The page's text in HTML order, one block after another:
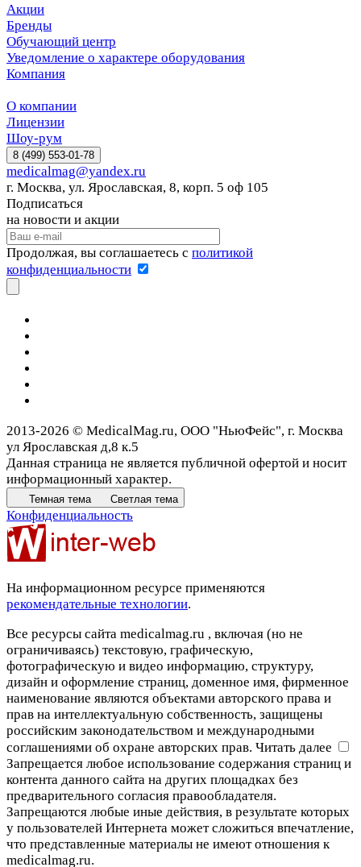
Акции
Бренды
Обучающий центр
Уведомление о характере оборудования
Компания
О компании
Лицензии
Шоу-рум
8 (499) 553-01-78
medicalmag@yandex.ru
г. Москва, ул. Ярославская, 8, корп. 5 оф 105
Подписаться
на новости и акции
Продолжая, вы соглашаетесь с политикой
конфиденциальности
2013-2026 © MedicalMag.ru, ООО "НьюФейс", г. Москва
ул Ярославская д,8 к.5
Данная страница не является публичной офертой и носит
информационный характер.
Темная тема Светлая тема
Конфиденциальность
На информационном ресурсе применяются
рекомендательные технологии.
Все ресурсы сайта medicalmag.ru , включая (но не
ограничиваясь) текстовую, графическую,
фотографическую и видео информацию, структуру,
дизайн и оформление страниц, доменное имя, фирменное
наименование являются объектами авторского права и
прав на интеллектуальную собственность, защищены
российским законодательством и международными
соглашениями об охране авторских прав. Читать далее
Запрещается любое использование содержания страниц и
контента данного сайта на других площадках без
предварительного согласия правообладателя.
Запрещаются любые иные действия, в результате которых
у пользователей Интернета может сложиться впечатление,
что представленные материалы не имеют отношения к
medicalmag.ru.